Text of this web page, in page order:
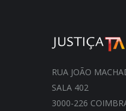
RUA JOÃO
SALA 402
3000-226